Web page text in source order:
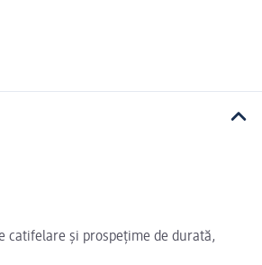
catifelare și prospețime de durată,